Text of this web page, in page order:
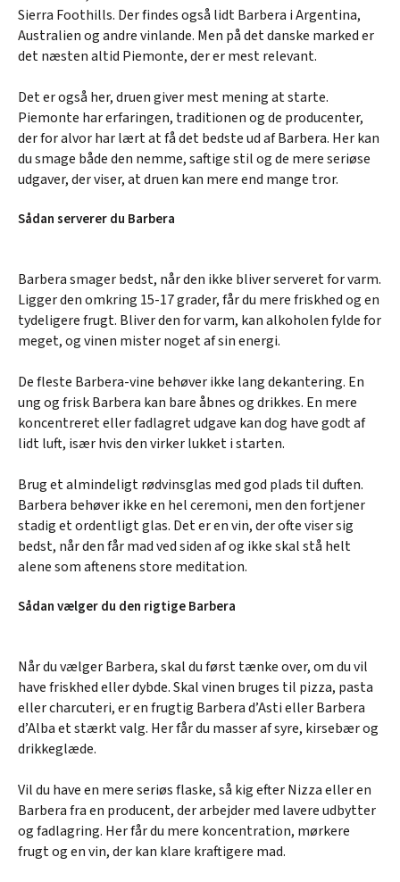
Sierra Foothills. Der findes også lidt Barbera i Argentina,
Australien og andre vinlande. Men på det danske marked er
det næsten altid Piemonte, der er mest relevant.
Det er også her, druen giver mest mening at starte.
Piemonte har erfaringen, traditionen og de producenter,
der for alvor har lært at få det bedste ud af Barbera. Her kan
du smage både den nemme, saftige stil og de mere seriøse
udgaver, der viser, at druen kan mere end mange tror.
Sådan serverer du Barbera
Barbera smager bedst, når den ikke bliver serveret for varm.
Ligger den omkring 15-17 grader, får du mere friskhed og en
tydeligere frugt. Bliver den for varm, kan alkoholen fylde for
meget, og vinen mister noget af sin energi.
De fleste Barbera-vine behøver ikke lang dekantering. En
ung og frisk Barbera kan bare åbnes og drikkes. En mere
koncentreret eller fadlagret udgave kan dog have godt af
lidt luft, især hvis den virker lukket i starten.
Brug et almindeligt rødvinsglas med god plads til duften.
Barbera behøver ikke en hel ceremoni, men den fortjener
stadig et ordentligt glas. Det er en vin, der ofte viser sig
bedst, når den får mad ved siden af og ikke skal stå helt
alene som aftenens store meditation.
Sådan vælger du den rigtige Barbera
Når du vælger Barbera, skal du først tænke over, om du vil
have friskhed eller dybde. Skal vinen bruges til pizza, pasta
eller charcuteri, er en frugtig Barbera d’Asti eller Barbera
d’Alba et stærkt valg. Her får du masser af syre, kirsebær og
drikkeglæde.
Vil du have en mere seriøs flaske, så kig efter Nizza eller en
Barbera fra en producent, der arbejder med lavere udbytter
og fadlagring. Her får du mere koncentration, mørkere
frugt og en vin, der kan klare kraftigere mad.